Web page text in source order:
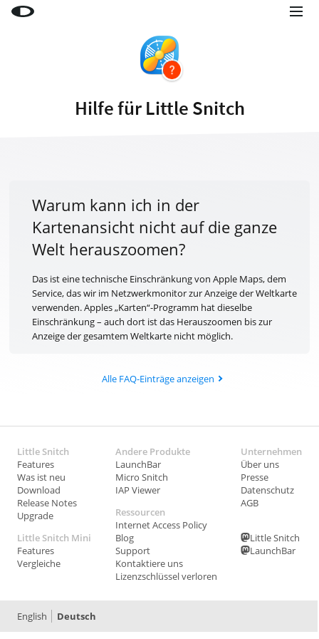
LaunchBar
Shop
Support
Blog
Hilfe für Little Snitch
Warum kann ich in der
Kartenansicht nicht auf die ganze
Welt herauszoomen?
Das ist eine technische Einschränkung von Apple Maps, dem
Service, das wir im Netzwerkmonitor zur Anzeige der Weltkarte
verwenden. Apples „Karten“-Programm hat dieselbe
Einschränkung – auch dort ist das Herauszoomen bis zur
Anzeige der gesamtem Weltkarte nicht möglich.
Alle FAQ-Einträge anzeigen
Little Snitch
Features
Was ist neu
Download
Release Notes
Upgrade
Little Snitch Mini
Features
Vergleiche
Andere Produkte
LaunchBar
Micro Snitch
IAP Viewer
Ressourcen
Internet Access Policy
Blog
Support
Kontaktiere uns
Lizenzschlüssel verloren
Unternehmen
Über uns
Presse
Datenschutz
AGB
Little Snitch
LaunchBar
English Deutsch